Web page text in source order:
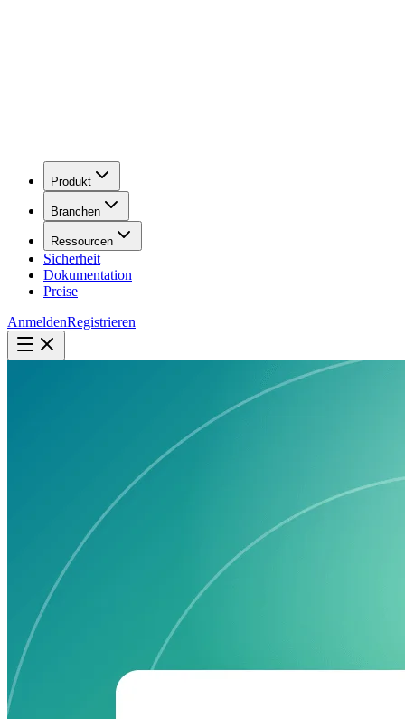
Produkt
Branchen
Ressourcen
Sicherheit
Dokumentation
Preise
AnmeldenRegistrieren